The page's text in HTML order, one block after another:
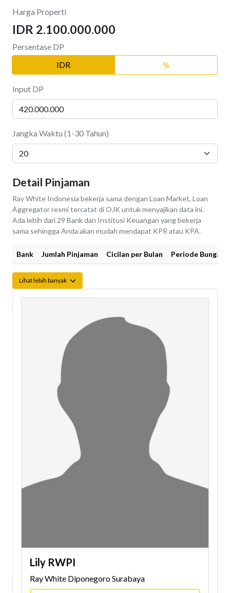
Lily RWPI
Ray White Diponegoro Surabaya
Harga Properti
IDR 2.100.000.000
Persentase DP
IDR
%
Input DP
Jangka Waktu (1-30 Tahun)
Detail Pinjaman
Ray White Indonesia bekerja sama dengan Loan Market, Loan
Aggregator resmi tercatat di OJK untuk menyajikan data ini.
Ada lebih dari 29 Bank dan Institusi Keuangan yang bekerja
sama sehingga Anda akan mudah mendapat KPR atau KPA.
Bank Jumlah Pinjaman Cicilan per Bulan Periode Bunga
Lihat lebih banyak